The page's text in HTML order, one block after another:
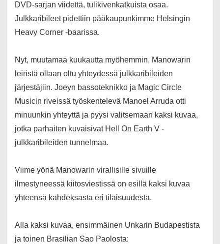
DVD-sarjan viidettä, tulikivenkatkuista osaa.
Julkkaribileet pidettiin pääkaupunkimme Helsingin
Heavy Corner -baarissa.
Nyt, muutamaa kuukautta myöhemmin, Manowarin
leiristä ollaan oltu yhteydessä julkkaribileiden
järjestäjiin. Joeyn bassoteknikko ja Magic Circle
Musicin riveissä työskentelevä Manoel Arruda otti
minuunkin yhteyttä ja pyysi valitsemaan kaksi kuvaa,
jotka parhaiten kuvaisivat Hell On Earth V -
julkkaribileiden tunnelmaa.
Viime yönä Manowarin virallisille sivuille
ilmestyneessä kiitosviestissä on esillä kaksi kuvaa
yhteensä kahdeksasta eri tilaisuudesta.
Alla kaksi kuvaa, ensimmäinen Unkarin Budapestista
ja toinen Brasilian Sao Paolosta: